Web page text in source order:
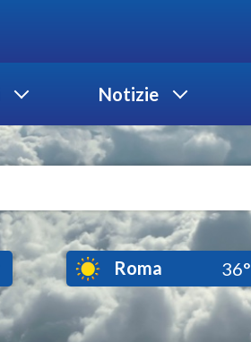
Notizie
Roma 36°